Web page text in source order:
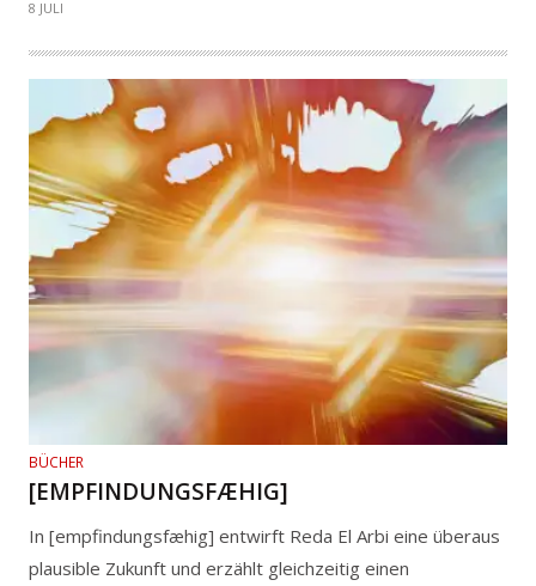
8 JULI
BÜCHER
[EMPFINDUNGSFÆHIG]
In [empfindungsfæhig] entwirft Reda El Arbi eine überaus
plausible Zukunft und erzählt gleichzeitig einen